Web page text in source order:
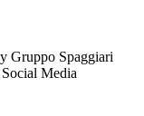
Gruppo Spaggiari
Media